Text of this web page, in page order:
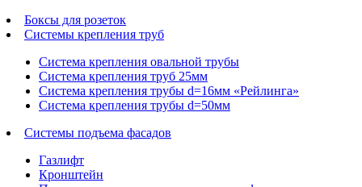
Боксы для розеток
Системы крепления труб
Система крепления овальной трубы
Система крепления труб 25мм
Система крепления трубы d=16мм «Рейлинга»
Система крепления трубы d=50мм
Системы подъема фасадов
Газлифт
Кронштейн